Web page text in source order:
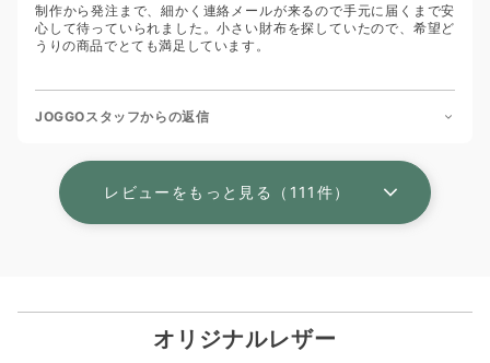
制作から発注まで、細かく連絡メールが来るので手元に届くまで安
心して待っていられました。小さい財布を探していたので、希望ど
うりの商品でとても満足しています。
JOGGOスタッフからの返信
レビューをもっと見る（111件）
オリジナルレザー